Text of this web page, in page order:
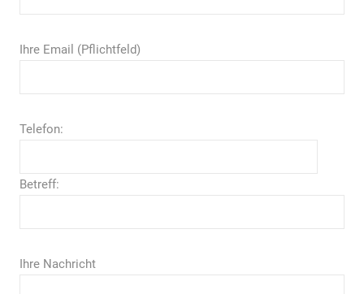
Ihre Email (Pflichtfeld)
Telefon:
Betreff:
Ihre Nachricht